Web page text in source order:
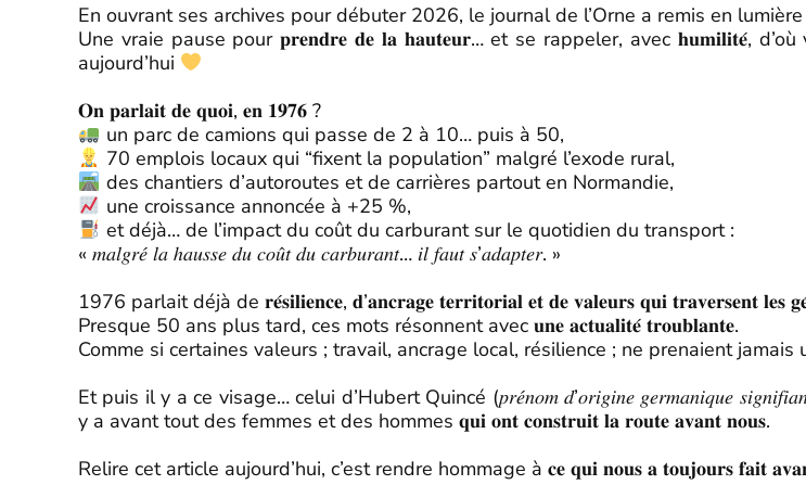
En ouvrant ses archives pour débuter 2026, le journal de l’Orne a remis en
Une vraie pause pour 𝐩𝐫𝐞𝐧𝐝𝐫𝐞 𝐝𝐞 𝐥𝐚 𝐡𝐚𝐮𝐭𝐞𝐮𝐫… et se rappeler, avec 𝐡𝐮𝐦𝐢𝐥𝐢𝐭𝐞́,
aujourd’hui
𝐎𝐧 𝐩𝐚𝐫𝐥𝐚𝐢𝐭 𝐝𝐞 𝐪𝐮𝐨𝐢, 𝐞𝐧 𝟏𝟗𝟕𝟔 ?
un parc de camions qui passe de 2 à 10… puis à 50,
70 emplois locaux qui “fixent la population” malgré l’exode rural,
des chantiers d’autoroutes et de carrières partout en Normandie,
une croissance annoncée à +25 %,
et déjà… de l’impact du coût du carburant sur le quotidien du transport :
« 𝑚𝑎𝑙𝑔𝑟𝑒́ 𝑙𝑎 ℎ𝑎𝑢𝑠𝑠𝑒 𝑑𝑢 𝑐𝑜𝑢̂𝑡 𝑑𝑢 𝑐𝑎𝑟𝑏𝑢𝑟𝑎𝑛𝑡… 𝑖𝑙 𝑓𝑎𝑢𝑡 𝑠’𝑎𝑑𝑎𝑝𝑡𝑒𝑟. »
1976 parlait déjà de 𝐫𝐞́𝐬𝐢𝐥𝐢𝐞𝐧𝐜𝐞, 𝐝’𝐚𝐧𝐜𝐫𝐚𝐠𝐞 𝐭𝐞𝐫𝐫𝐢𝐭𝐨𝐫𝐢𝐚𝐥 𝐞𝐭 𝐝𝐞 𝐯𝐚𝐥𝐞𝐮𝐫𝐬 𝐪𝐮𝐢 𝐭𝐫𝐚𝐯𝐞𝐫𝐬𝐞𝐧𝐭 𝐥𝐞𝐬
Presque 50 ans plus tard, ces mots résonnent avec 𝐮𝐧𝐞 𝐚𝐜𝐭𝐮𝐚𝐥𝐢𝐭𝐞́ 𝐭𝐫𝐨𝐮𝐛𝐥𝐚𝐧𝐭𝐞.
Comme si certaines valeurs ; travail, ancrage local, résilience ; ne prenaient jamais
Et puis il y a ce visage… celui d’Hubert Quincé (𝑝𝑟𝑒́𝑛𝑜𝑚 𝑑’𝑜𝑟𝑖𝑔𝑖𝑛𝑒 𝑔𝑒𝑟𝑚𝑎𝑛𝑖𝑞𝑢𝑒 𝑠𝑖𝑔𝑛𝑖𝑓𝑖𝑎𝑛𝑡
y a avant tout des femmes et des hommes 𝐪𝐮𝐢 𝐨𝐧𝐭 𝐜𝐨𝐧𝐬𝐭𝐫𝐮𝐢𝐭 𝐥𝐚 𝐫𝐨𝐮𝐭𝐞 𝐚𝐯𝐚𝐧𝐭 𝐧𝐨𝐮𝐬.
Relire cet article aujourd’hui, c’est rendre hommage à 𝐜𝐞 𝐪𝐮𝐢 𝐧𝐨𝐮𝐬 𝐚 𝐭𝐨𝐮𝐣𝐨𝐮𝐫𝐬 𝐟𝐚𝐢𝐭